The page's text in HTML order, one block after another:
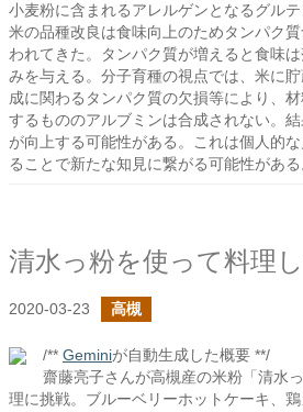
小麦粉に含まれるアレルゲンとなるグルテ
米の品種改良は食味向上のためタンパク
われてきた。タンパク質が増えると食味
みを与える。分子育種の視点では、米に
成に関わるタンパク質の欠損等により、
するもののアルブミンは合成されない。
が向上する可能性がある。これは個人的
ることで新たな知見に繋がる可能性がある
清水っ粉を使って料理
2020-03-23 高槻
/** Geminiが自動生成した概要 **/
齋藤亮子さんが高槻産の米粉「清水
理に挑戦。ブルーベリーホットケーキ、